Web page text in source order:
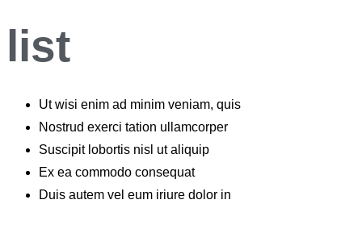
list
Ut wisi enim ad minim veniam, quis
Nostrud exerci tation ullamcorper
Suscipit lobortis nisl ut aliquip
Ex ea commodo consequat
Duis autem vel eum iriure dolor in